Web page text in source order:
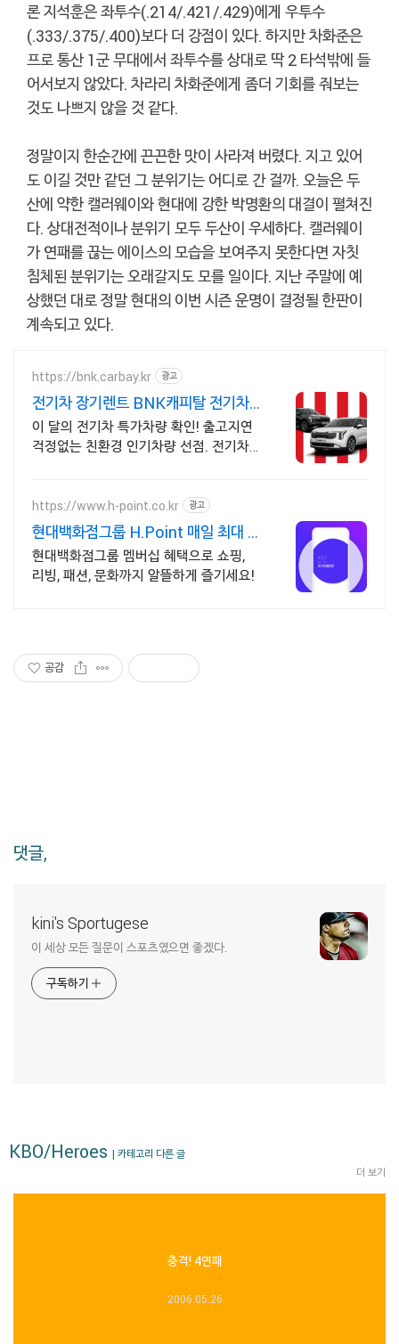
론 지석훈은 좌투수(.214/.421/.429)에게 우투수
(.333/.375/.400)보다 더 강점이 있다. 하지만 차화준은
프로 통산 1군 무대에서 좌투수를 상대로 딱 2 타석밖에 들
어서보지 않았다. 차라리 차화준에게 좀더 기회를 줘보는
것도 나쁘지 않을 것 같다.
정말이지 한순간에 끈끈한 맛이 사라져 버렸다. 지고 있어
도 이길 것만 같던 그 분위기는 어디로 간 걸까. 오늘은 두
산에 약한 캘러웨이와 현대에 강한 박명환의 대결이 펼쳐진
다. 상대전적이나 분위기 모두 두산이 우세하다. 캘러웨이
가 연패를 끊는 에이스의 모습을 보여주지 못한다면 자칫
침체된 분위기는 오래갈지도 모를 일이다. 지난 주말에 예
상했던 대로 정말 현대의 이번 시즌 운명이 결정될 한판이
계속되고 있다.
https://bnk.carbay.kr 광고
전기차 장기렌트 BNK캐피탈 전기차
인기모델 타임특가
이 달의 전기차 특가차량 확인! 출고지연
걱정없는 친환경 인기차량 선점. 전기차
https://www.h-point.co.kr 광고
현대백화점그룹 H.Point 매일 최대 5
천 포인트 적립
현대백화점그룹 멤버십 혜택으로 쇼핑,
리빙, 패션, 문화까지 알뜰하게 즐기세요!
공감
댓글,
kini's Sportugese
이 세상 모든 질문이 스포츠였으면 좋겠다.
구독하기
KBO/Heroes | 카테고리 다른 글
더 보기
충격! 4연패
2006.05.26